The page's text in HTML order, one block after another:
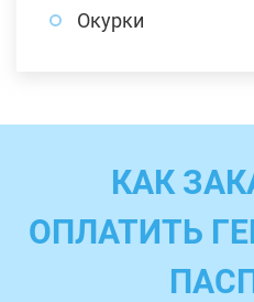
Окурки
КАК
ОПЛАТИТЬ